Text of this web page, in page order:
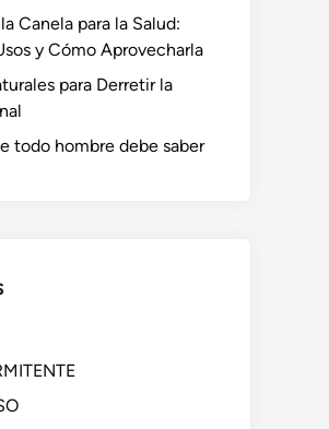
Canela para la Salud:
y Cómo Aprovecharla
para Derretir la
todo hombre debe saber